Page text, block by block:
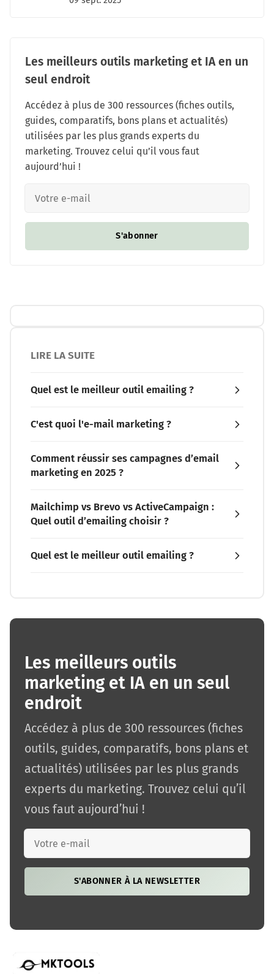
Les meilleurs outils marketing et IA en un
seul endroit
Accédez à plus de 300 ressources (fiches outils,
guides, comparatifs, bons plans et actualités)
utilisées par les plus grands experts du
marketing. Trouvez celui qu’il vous faut
aujourd’hui !
S'abonner
LIRE LA SUITE
Quel est le meilleur outil emailing ?
C'est quoi l'e-mail marketing ?
Comment réussir ses campagnes d’email
marketing en 2025 ?
Mailchimp vs Brevo vs ActiveCampaign :
Quel outil d’emailing choisir ?
Quel est le meilleur outil emailing ?
Les meilleurs outils
marketing et IA en un seul
endroit
Accédez à plus de 300 ressources (fiches
outils, guides, comparatifs, bons plans et
actualités) utilisées par les plus grands
experts du marketing. Trouvez celui qu’il
vous faut aujourd’hui !
S'ABONNER À LA NEWSLETTER